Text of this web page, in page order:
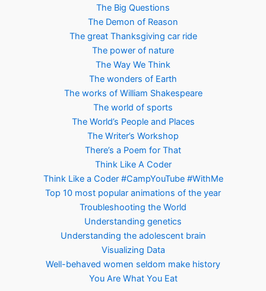
The Big Questions
The Demon of Reason
The great Thanksgiving car ride
The power of nature
The Way We Think
The wonders of Earth
The works of William Shakespeare
The world of sports
The World’s People and Places
The Writer’s Workshop
There’s a Poem for That
Think Like A Coder
Think Like a Coder #CampYouTube #WithMe
Top 10 most popular animations of the year
Troubleshooting the World
Understanding genetics
Understanding the adolescent brain
Visualizing Data
Well-behaved women seldom make history
You Are What You Eat